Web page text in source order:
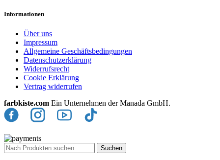
Informationen
Über uns
Impressum
Allgemeine Geschäftsbedingungen
Datenschutzerklärung
Widerrufsrecht
Cookie Erklärung
Vertrag widerrufen
farbkiste.com Ein Unternehmen der Manada GmbH.
Suchen